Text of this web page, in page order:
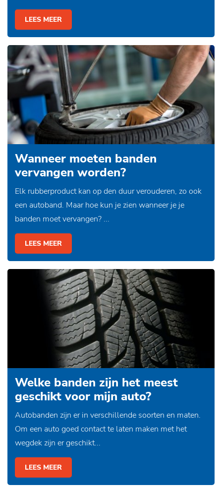
LEES MEER
Wanneer moeten banden
vervangen worden?
Elk rubberproduct kan op den duur verouderen, zo ook
een autoband. Maar hoe kun je zien wanneer je je
banden moet vervangen? ...
LEES MEER
Welke banden zijn het meest
geschikt voor mijn auto?
Autobanden zijn er in verschillende soorten en maten.
Om een auto goed contact te laten maken met het
wegdek zijn er geschikt...
LEES MEER